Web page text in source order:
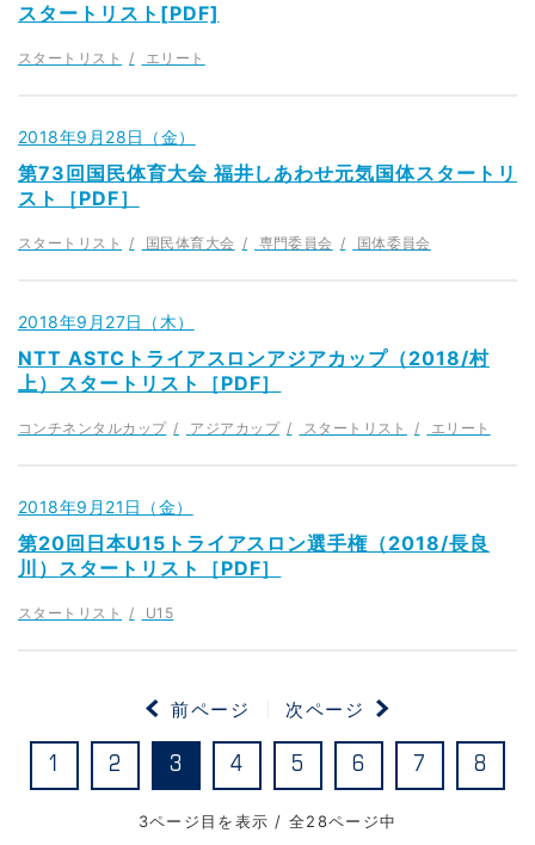
スタートリスト[PDF]
スタートリスト エリート
2018年9月28日（金）
第73回国民体育大会 福井しあわせ元気国体スタートリ
スト［PDF］
スタートリスト 国民体育大会 専門委員会 国体委員会
2018年9月27日（木）
NTT ASTCトライアスロンアジアカップ（2018/村
上）スタートリスト［PDF］
コンチネンタルカップ アジアカップ スタートリスト エリート
2018年9月21日（金）
第20回日本U15トライアスロン選手権（2018/長良
川）スタートリスト［PDF］
スタートリスト U15
3ページ目を表示 / 全28ページ中
前ページ
1 2 3 4 5 6 7 8
次ページ